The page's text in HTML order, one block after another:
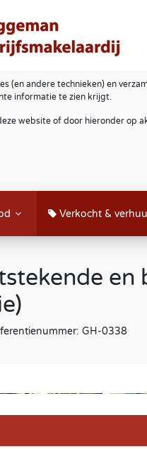
(en andere technieken) en
informatie te zien krijgt.
website of door hieronder op
Verkocht &
GH-0338